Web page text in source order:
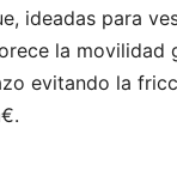
ideadas para
la movilidad
evitando la